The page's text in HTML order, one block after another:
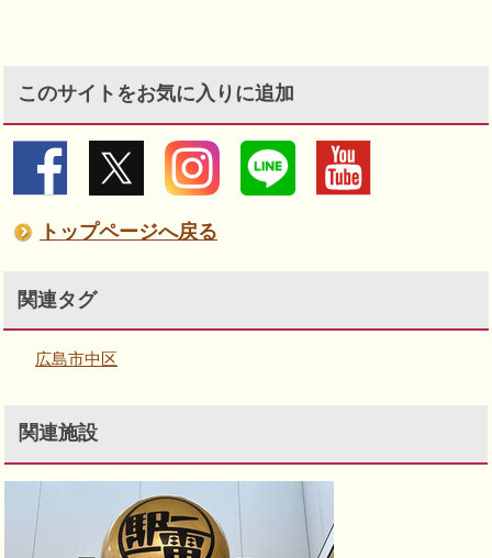
このサイトをお気に入りに追加
トップページへ戻る
関連タグ
広島市中区
関連施設